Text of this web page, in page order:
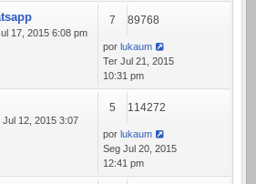
17, 2015 6:08 pm
7 89768
por lukaum
Ter Jul 21, 2015
10:31 pm
Jul 12, 2015 3:07
5 114272
por lukaum
Seg Jul 20, 2015
12:41 pm